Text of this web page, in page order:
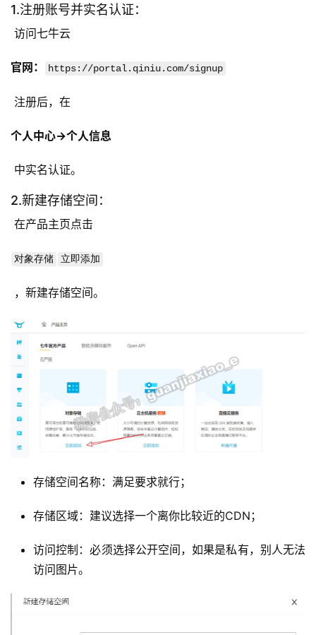
1.注册账号并实名认证：
访问七牛云
官网： https://portal.qiniu.com/signup
注册后，在
个人中心->个人信息
中实名认证。
2.新建存储空间：
在产品主页点击
对象存储 立即添加
，新建存储空间。
存储空间名称：满足要求就行；
存储区域：建议选择一个离你比较近的CDN；
访问控制：必须选择公开空间，如果是私有，别人无法
访问图片。